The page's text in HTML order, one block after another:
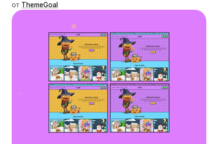
от ThemeGoal